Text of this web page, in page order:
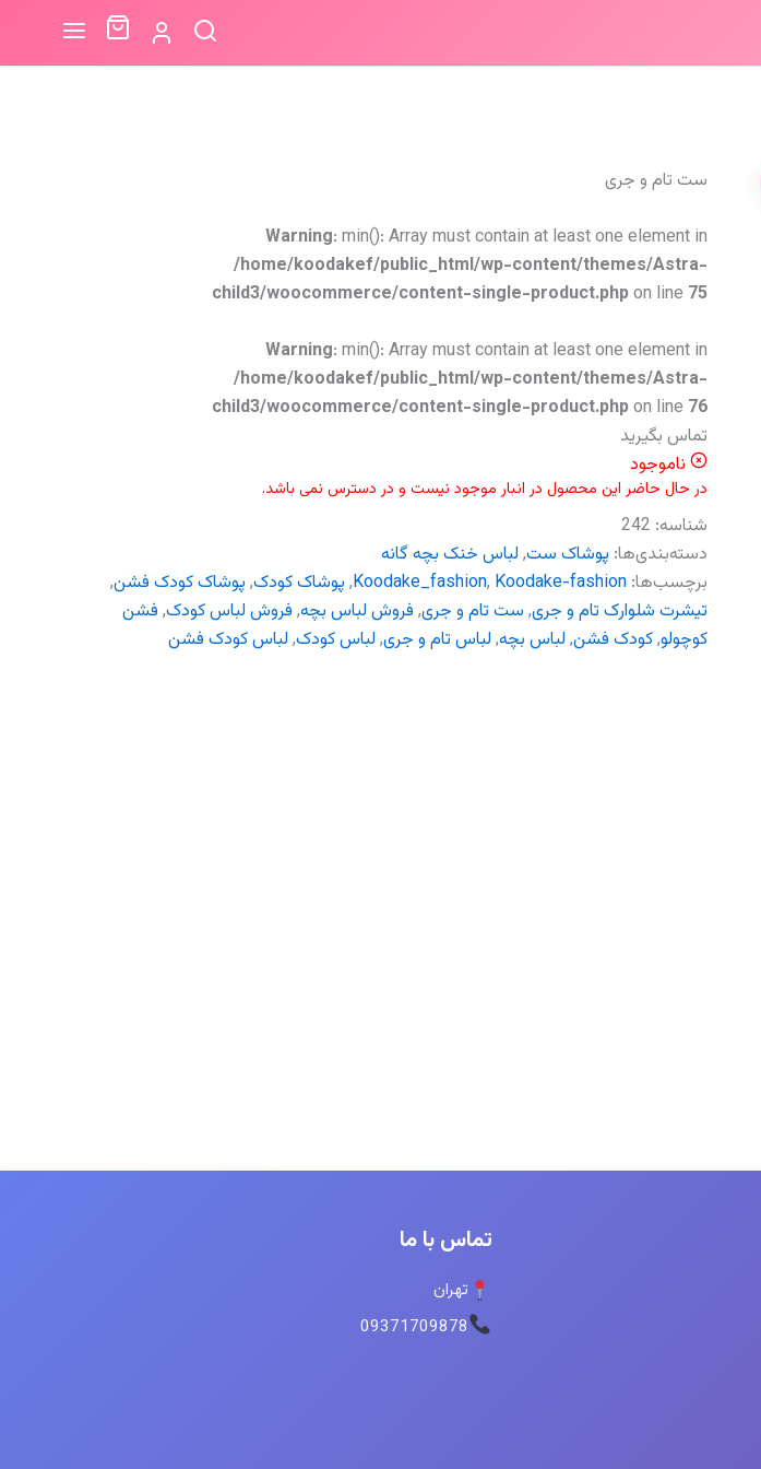
ست تام و‌ جری
Warning: min(): Array must contain at least one element in
/home/koodakef/public_html/wp-content/themes/Astra-
child3/woocommerce/content-single-product.phpon line 75
Warning: min(): Array must contain at least one element in
/home/koodakef/public_html/wp-content/themes/Astra-
child3/woocommerce/content-single-product.phpon line 76
تماس بگیرید
ناموجود
در حال حاضر این محصول در انبار موجود نیست و در دسترس نمی باشد.
شناسه: 242
دسته‌بندی‌ها: پوشاک ست, لباس خنک بچه گانه
برچسب‌ها:
Koodake_fashion, Koodake-fashion
, پوشاک کودک, پوشاک کودک فشن,
تیشرت شلوارک تام و‌ جری, ست تام و جری, فروش لباس بچه, فروش لباس کودک, فشن
کوچولو,کودک فشن, لباس بچه, لباس تام و جری, لباس کودک, لباس کودک فشن
تماس با ما
تهران
09371709878